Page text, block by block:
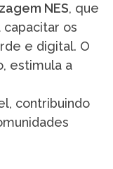
NES, que
os
e digital. O
estimula a
contribuindo